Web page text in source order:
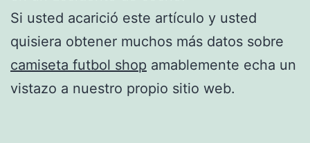
Si usted acarició este artículo y usted
quisiera obtener muchos más datos sobre
camiseta futbol shop amablemente echa un
vistazo a nuestro propio sitio web.